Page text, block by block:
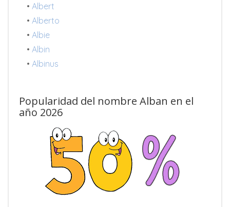
• Albert
• Alberto
• Albie
• Albin
• Albinus
Popularidad del nombre Alban en el
año 2026